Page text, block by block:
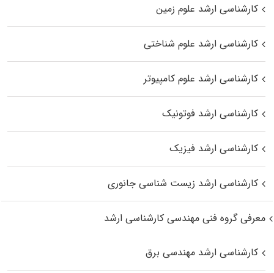
کارشناسی ارشد علوم زمین
کارشناسی ارشد علوم شناختی
کارشناسی ارشد علوم کامپیوتر
کارشناسی ارشد فوتونیک
کارشناسی ارشد فیزیک
کارشناسی ارشد زیست‌ شناسی جانوری
معرفی گروه فنی مهندسی کارشناسی ارشد
کارشناسی ارشد مهندسی برق